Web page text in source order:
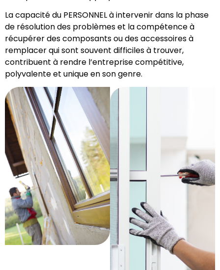
La capacité du PERSONNEL à intervenir dans la phase
de résolution des problèmes et la compétence à
récupérer des composants ou des accessoires à
remplacer qui sont souvent difficiles à trouver,
contribuent à rendre l’entreprise compétitive,
polyvalente et unique en son genre.